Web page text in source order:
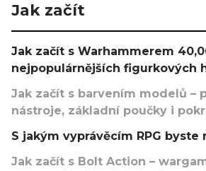
Jak začít
Jak začít s Warhammerem
nejpopulárnějších figurkových
Jak začít s barvením modelů –
nástroje, základní poučky i
S jakým vyprávěcím RPG byste
Jak začít s Bolt Action –